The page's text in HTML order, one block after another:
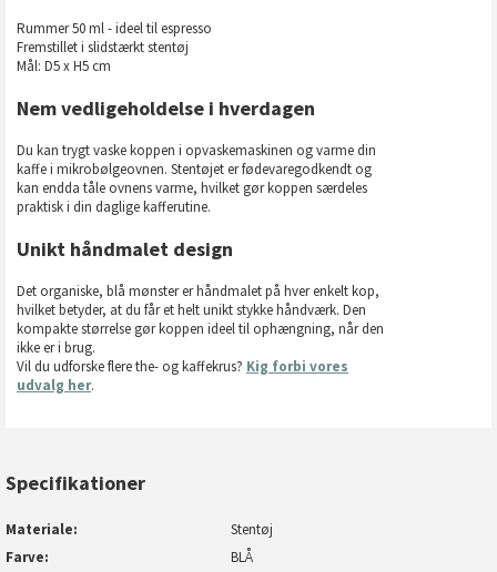
Rummer 50 ml - ideel til espresso
Fremstillet i slidstærkt stentøj
Mål: D5 x H5 cm
Nem vedligeholdelse i hverdagen
Du kan trygt vaske koppen i opvaskemaskinen og varme din
kaffe i mikrobølgeovnen. Stentøjet er fødevaregodkendt og
kan endda tåle ovnens varme, hvilket gør koppen særdeles
praktisk i din daglige kafferutine.
Unikt håndmalet design
Det organiske, blå mønster er håndmalet på hver enkelt kop,
hvilket betyder, at du får et helt unikt stykke håndværk. Den
kompakte størrelse gør koppen ideel til ophængning, når den
ikke er i brug.
Vil du udforske flere the- og kaffekrus? Kig forbi vores
udvalg her.
Specifikationer
Materiale
Stentøj
Farve
BLÅ